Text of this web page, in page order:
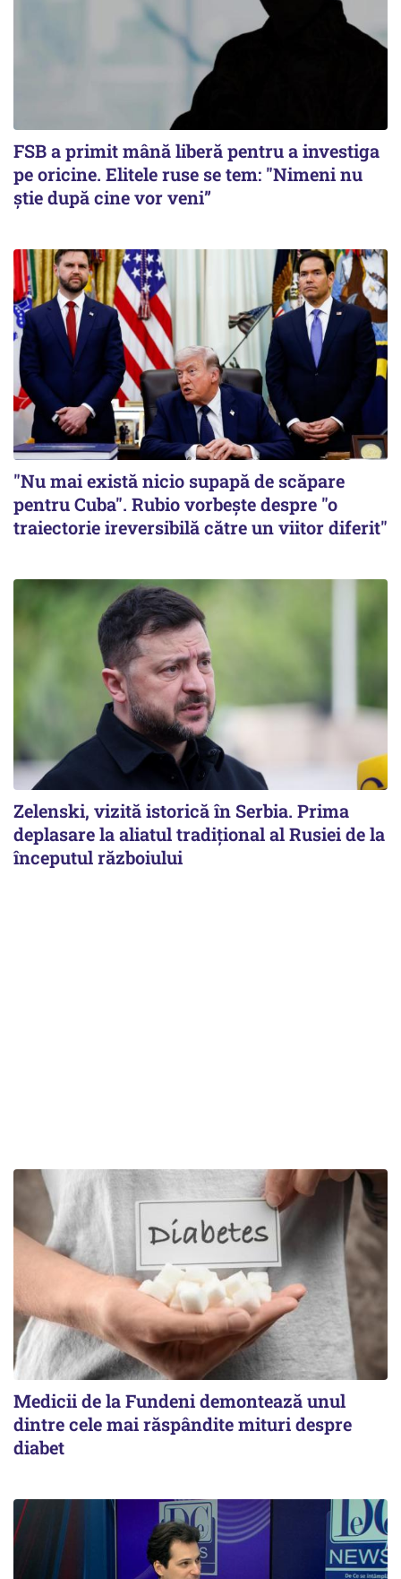
FSB a primit mână liberă pentru a investiga
pe oricine. Elitele ruse se tem: "Nimeni nu
știe după cine vor veni”
"Nu mai există nicio supapă de scăpare
pentru Cuba". Rubio vorbește despre "o
traiectorie ireversibilă către un viitor diferit"
Zelenski, vizită istorică în Serbia. Prima
deplasare la aliatul tradițional al Rusiei de la
începutul războiului
Medicii de la Fundeni demontează unul
dintre cele mai răspândite mituri despre
diabet